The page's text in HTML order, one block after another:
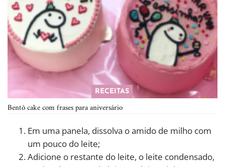
RECEITAS
Bentô cake com frases para aniversário
Em uma panela, dissolva o amido de milho com
um pouco do leite;
Adicione o restante do leite, o leite condensado,